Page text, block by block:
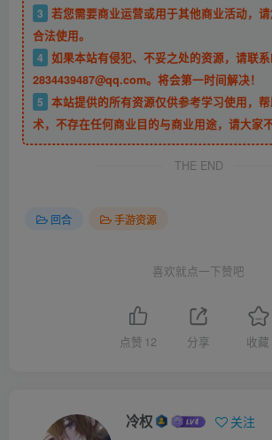
3 若您需要商业运营或用于其他商业活动，
合法使用。
4 如果本站有侵犯、不妥之处的资源，请联系
2834439487@qq.com。将会第一时间解决！
5 本站提供的所有资源仅供参考学习使用，
术，不存在任何商业目的与商业用途，请大家
THE END
回合 手游资源
喜欢就点一下赞吧
点赞 12 分享 收藏
冷权 关注